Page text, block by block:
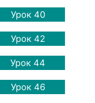
Урок 40
Урок 42
Урок 44
Урок 46